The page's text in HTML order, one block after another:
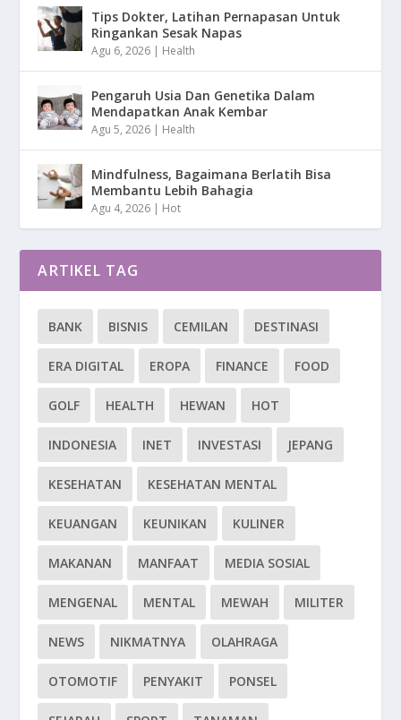
Tips Dokter, Latihan Pernapasan Untuk
Ringankan Sesak Napas
Agu 6, 2026 | Health
Pengaruh Usia Dan Genetika Dalam
Mendapatkan Anak Kembar
Agu 5, 2026 | Health
Mindfulness, Bagaimana Berlatih Bisa
Membantu Lebih Bahagia
Agu 4, 2026 | Hot
ARTIKEL TAG
BANK BISNIS CEMILAN DESTINASI
ERA DIGITAL EROPA FINANCE FOOD
GOLF HEALTH HEWAN HOT
INDONESIA INET INVESTASI JEPANG
KESEHATAN KESEHATAN MENTAL
KEUANGAN KEUNIKAN KULINER
MAKANAN MANFAAT MEDIA SOSIAL
MENGENAL MENTAL MEWAH MILITER
NEWS NIKMATNYA OLAHRAGA
OTOMOTIF PENYAKIT PONSEL